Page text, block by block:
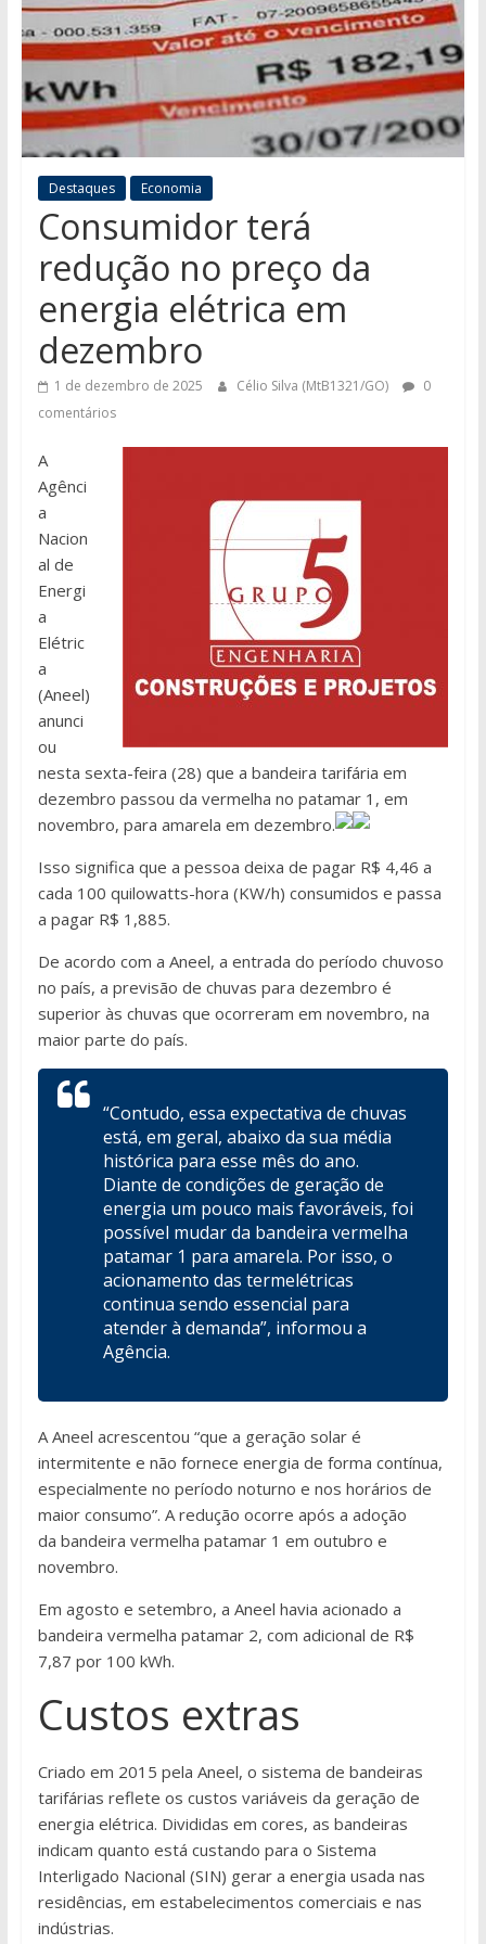
Destaques Economia
Consumidor terá
redução no preço da
energia elétrica em
dezembro
1 de dezembro de 2025 Célio Silva (MtB1321/GO)
0
comentários
A
Agênci
a
Nacion
al de
Energi
a
Elétric
a
(Aneel)
anunci
ou
nesta sexta-feira (28) que a bandeira tarifária em
dezembro passou da vermelha no patamar 1, em
novembro, para amarela em dezembro.
Isso significa que a pessoa deixa de pagar R$ 4,46 a
cada 100 quilowatts-hora (KW/h) consumidos e passa
a pagar R$ 1,885.
De acordo com a Aneel, a entrada do período chuvoso
no país, a previsão de chuvas para dezembro é
superior às chuvas que ocorreram em novembro, na
maior parte do país.
“Contudo, essa expectativa de chuvas
está, em geral, abaixo da sua média
histórica para esse mês do ano.
Diante de condições de geração de
energia um pouco mais favoráveis, foi
possível mudar da bandeira vermelha
patamar 1 para amarela. Por isso, o
acionamento das termelétricas
continua sendo essencial para
atender à demanda”, informou a
Agência.
A Aneel acrescentou “que a geração solar é
intermitente e não fornece energia de forma contínua,
especialmente no período noturno e nos horários de
maior consumo”. A redução ocorre após a adoção
da bandeira vermelha patamar 1 em outubro e
novembro.
Em agosto e setembro, a Aneel havia acionado a
bandeira vermelha patamar 2, com adicional de R$
7,87 por 100 kWh.
Custos extras
Criado em 2015 pela Aneel, o sistema de bandeiras
tarifárias reflete os custos variáveis da geração de
energia elétrica. Divididas em cores, as bandeiras
indicam quanto está custando para o Sistema
Interligado Nacional (SIN) gerar a energia usada nas
residências, em estabelecimentos comerciais e nas
indústrias.